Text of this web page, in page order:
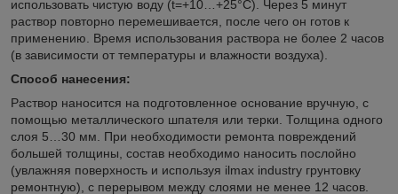
использовать чистую воду (t=+10…+25°C). Через 5 минут
раствор повторно перемешивается, после чего он готов к
применению. Время использования раствора не более 2 часов
(в зависимости от температуры и влажности воздуха).
Способ нанесения:
Раствор наносится на подготовленное основание вручную, с
помощью металлического шпателя или терки. Толщина одного
слоя 5…30 мм. При необходимости ремонта повреждений
большей толщины, состав необходимо наносить послойно
(увлажняя поверхность и используя ilmax industry грунтовку
ремонтную), с перерывом между слоями не менее 12 часов.